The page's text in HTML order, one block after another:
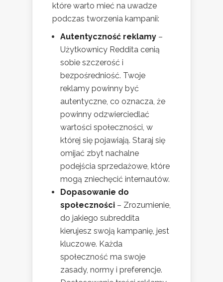
które warto mieć na uwadze
podczas tworzenia kampanii:
Autentyczność reklamy –
Użytkownicy Reddita cenią
sobie szczerość i
bezpośredniość. Twoje
reklamy powinny być
autentyczne, co oznacza, że
powinny odzwierciedlać
wartości społeczności, w
której się pojawiają. Staraj się
omijać zbyt nachalne
podejścia sprzedażowe, które
mogą zniechęcić internautów.
Dopasowanie do
społeczności – Zrozumienie,
do jakiego subreddita
kierujesz swoją kampanię, jest
kluczowe. Każda
społeczność ma swoje
zasady, normy i preferencje.